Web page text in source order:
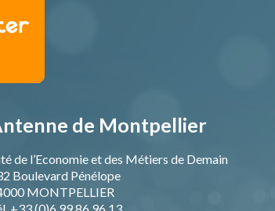
de Montpellier
de l’Economie et des Métiers de Demain
Boulevard Pénélope
MONTPELLIER